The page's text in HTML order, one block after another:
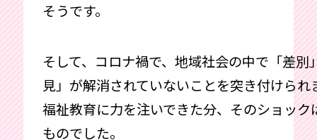
そうです。
そして、コロナ禍で、地域社会の中で「差別
見」が解消されていないことを突き付けられ
福祉教育に力を注いできた分、そのショック
ものでした。